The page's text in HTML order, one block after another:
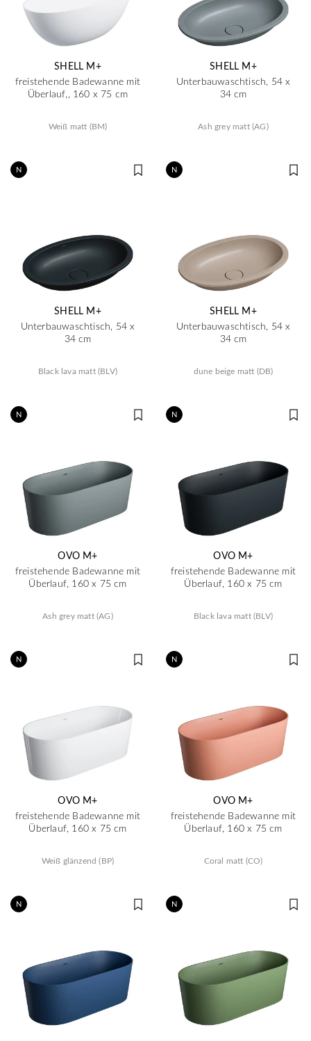
SHELL M+
freistehende Badewanne mit
Überlauf,, 160 x 75 cm
Weiß matt (BM)
SHELL M+
Unterbauwaschtisch, 54 x
34 cm
Ash grey matt (AG)
N
SHELL M+
Unterbauwaschtisch, 54 x
34 cm
Black lava matt (BLV)
N
SHELL M+
Unterbauwaschtisch, 54 x
34 cm
dune beige matt (DB)
N
OVO M+
freistehende Badewanne mit
Überlauf, 160 x 75 cm
Ash grey matt (AG)
N
OVO M+
freistehende Badewanne mit
Überlauf, 160 x 75 cm
Black lava matt (BLV)
N
OVO M+
freistehende Badewanne mit
Überlauf, 160 x 75 cm
Weiß glänzend (BP)
N
OVO M+
freistehende Badewanne mit
Überlauf, 160 x 75 cm
Coral matt (CO)
N N